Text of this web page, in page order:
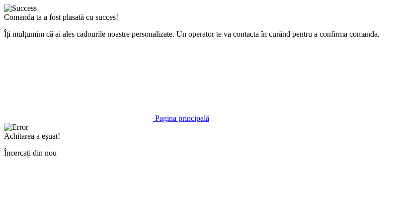
Comanda ta a fost plasată cu succes!
Îți mulțumim că ai ales cadourile noastre personalizate. Un operator te va contacta în curând pentru a confirma comanda.
Pagina principală
Achitarea a eșuat!
Încercați din nou